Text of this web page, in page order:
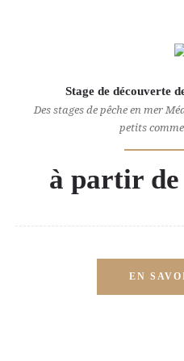
Stage de découverte
Des stages de pêche en mer
petits
à partir de
EN